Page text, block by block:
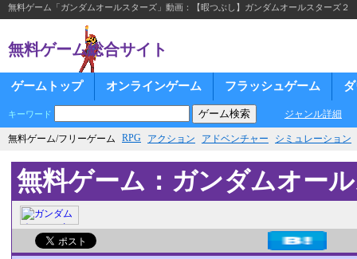
無料ゲーム「ガンダムオールスターズ」動画：【暇つぶし】ガンダムオールスターズ
無料ゲーム総合サイト
ゲームトップ オンラインゲーム フラッシュゲーム
キーワード ジャンル詳細
無料ゲーム/フリーゲーム RPG アクション アドベンチャー シミュレーション
無料ゲーム：ガンダムオー